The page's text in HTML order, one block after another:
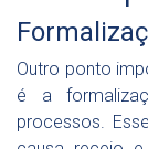
Outro ponto
é a
processos.